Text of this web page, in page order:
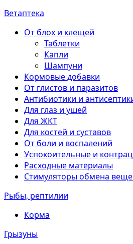
Ветаптека
От блох и клещей
Таблетки
Капли
Шампуни
Кормовые добавки
От глистов и паразитов
Антибиотики и
Для глаз и ушей
Для ЖКТ
Для костей и суставов
От боли и воспалений
Успокоительные и
Расходные материалы
Стимуляторы обмена
Рыбы, рептилии
Корма
Грызуны